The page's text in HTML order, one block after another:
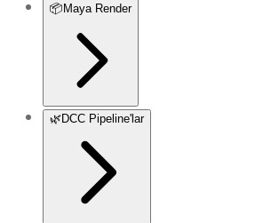
📦 Maya Render
🌿DCC Pipeline'lar